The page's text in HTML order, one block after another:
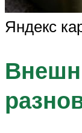
Яндекс